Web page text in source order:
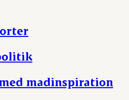
madinspiration